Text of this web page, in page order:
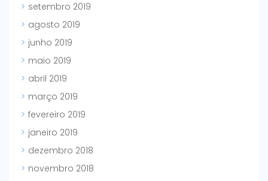
setembro 2019
agosto 2019
junho 2019
maio 2019
abril 2019
março 2019
fevereiro 2019
janeiro 2019
dezembro 2018
novembro 2018